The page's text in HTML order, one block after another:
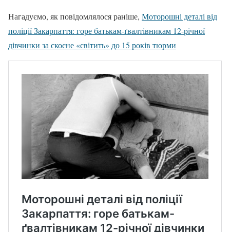
Нагадуємо, як повідомлялося раніше, Моторошні деталі від
поліції Закарпаття: горе батькам-ґвалтівникам 12-річної
дівчинки за скоєне «світить» до 15 років тюрми